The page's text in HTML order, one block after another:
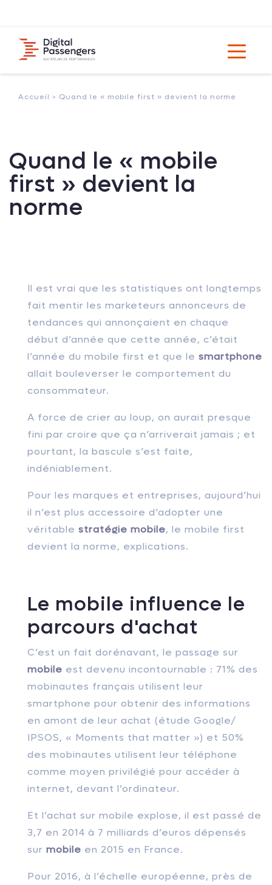
Accueil > Quand le « mobile first » devient la norme
Quand le « mobile
first » devient la
norme
Il est vrai que les statistiques ont longtemps
fait mentir les marketeurs annonceurs de
tendances qui annonçaient en chaque
début d’année que cette année, c’était
l’année du mobile first et que le smartphone
allait bouleverser le comportement du
consommateur.
A force de crier au loup, on aurait presque
fini par croire que ça n’arriverait jamais ; et
pourtant, la bascule s’est faite,
indéniablement.
Pour les marques et entreprises, aujourd’hui
il n’est plus accessoire d’adopter une
véritable stratégie mobile, le mobile first
devient la norme, explications.
Le mobile influence le
parcours d'achat
C’est un fait dorénavant, le passage sur
mobile est devenu incontournable : 71% des
mobinautes français utilisent leur
smartphone pour obtenir des informations
en amont de leur achat (étude Google/
IPSOS, « Moments that matter ») et 50%
des mobinautes utilisent leur téléphone
comme moyen privilégié pour accéder à
internet, devant l’ordinateur.
Et l’achat sur mobile explose, il est passé de
3,7 en 2014 à 7 milliards d’euros dépensés
sur mobile en 2015 en France.
Pour 2016, à l’échelle européenne, près de